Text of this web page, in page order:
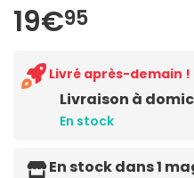
19€95
Livraison à
En stock
Livré après-demain !
En stock dans 1